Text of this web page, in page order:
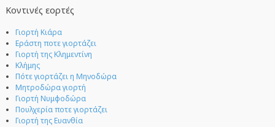
Κοντινές εορτές
Γιορτή Κιάρα
Εράστη ποτε γιορτάζει
Γιορτή της Κλημεντίνη
Κλήμης
Πότε γιορτάζει η Μηνοδώρα
Μητροδώρα γιορτή
Γιορτή Νυμφοδώρα
Πουλχερία ποτε γιορτάζει
Γιορτή της Ευανθία